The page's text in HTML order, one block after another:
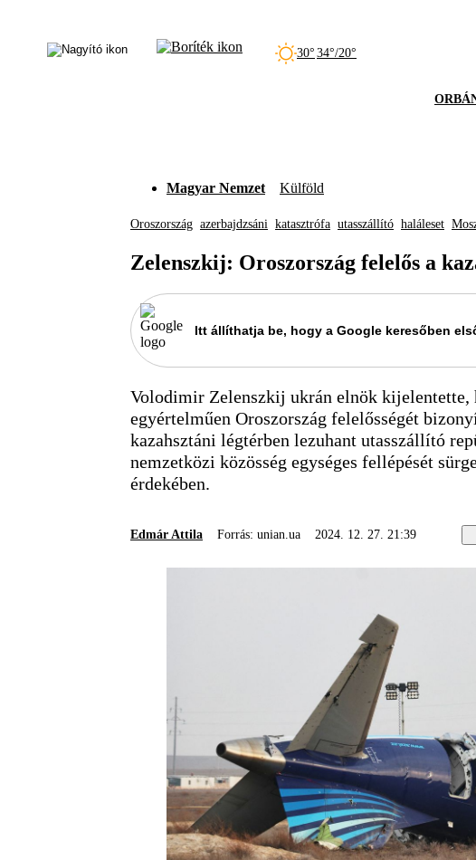
30° 34°/20°
Magyar Nemzet Külföld
Oroszország azerbajdzsáni katasztrófa utasszállító haláleset
Zelenszkij: Oroszország felelős a
Itt állíthatja be, hogy a Google keresőben
Volodimir Zelenszkij ukrán elnök kijelentette,
egyértelműen Oroszország felelősségét
kazahsztáni légtérben lezuhant utasszállító
nemzetközi közösség egységes fellépését
érdekében.
Edmár Attila Forrás: unian.ua 2024. 12. 27. 21:39